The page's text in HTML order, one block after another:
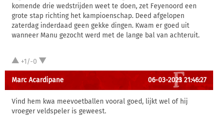
komende drie wedstrijden weet te doen, zet Feyenoord een
grote stap richting het kampioenschap. Deed afgelopen
zaterdag inderdaad geen gekke dingen. Kwam er goed uit
wanneer Manu gezocht werd met de lange bal van achteruit.
+1/-0
Marc Acardipane 06-03-2023 21:46:27
Vind hem kwa meevoetballen vooral goed, lijkt wel of hij
vroeger veldspeler is geweest.